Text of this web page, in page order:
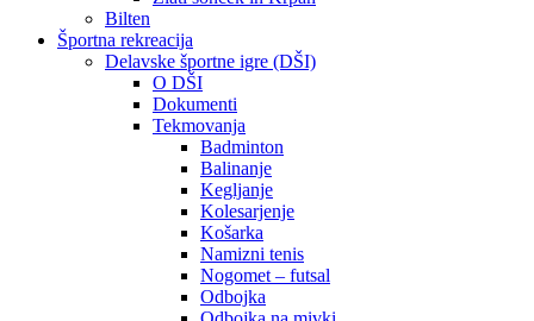
Bilten
Športna rekreacija
Delavske športne igre (DŠI)
O DŠI
Dokumenti
Tekmovanja
Badminton
Balinanje
Kegljanje
Kolesarjenje
Košarka
Namizni tenis
Nogomet – futsal
Odbojka